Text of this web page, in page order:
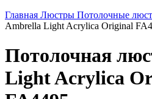
Главная Люстры Потолочные
Ambrella Light Acrylica Original
Потолочная
Light Acrylica